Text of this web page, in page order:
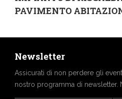
PAVIMENTO
Newsletter
Assicurati di non perdere gli
nostro programma di newsletter.